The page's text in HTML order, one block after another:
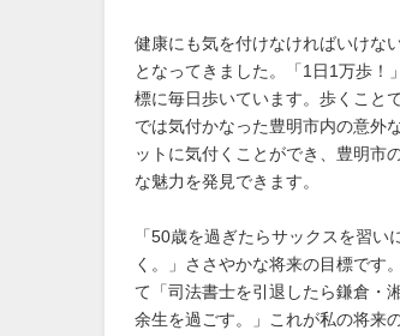
健康にも気を付けなければいけな
となってきました。「1日1万歩！
標に毎日歩いています。歩くこと
では気付かなった豊明市内の意外
ットに気付くことができ、豊明市
な魅力を発見できます。
「50歳を過ぎたらサックスを習い
く。」ささやかな将来の目標です。
て「司法書士を引退したら鎌倉・
余生を過ごす。」これが私の将来